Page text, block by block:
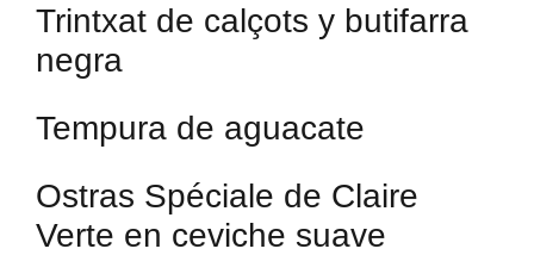
Trintxat de calçots y butifarra
negra
Tempura de aguacate
Ostras Spéciale de Claire
Verte en ceviche suave